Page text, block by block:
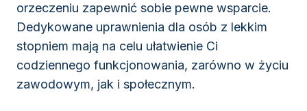
orzeczeniu zapewnić sobie pewne wsparcie.
Dedykowane uprawnienia dla osób z lekkim
stopniem mają na celu ułatwienie Ci
codziennego funkcjonowania, zarówno w życiu
zawodowym, jak i społecznym.